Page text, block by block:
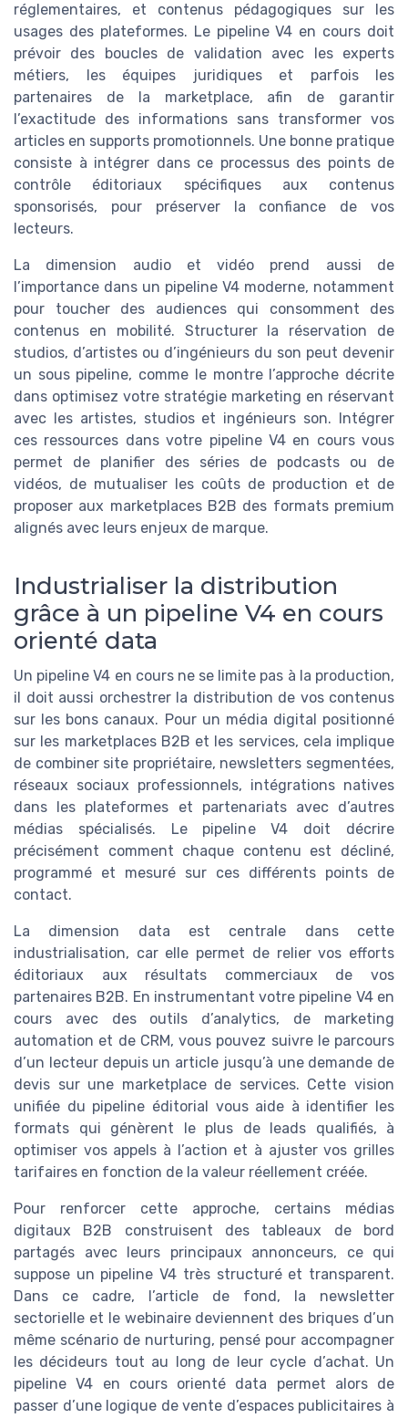
réglementaires, et contenus pédagogiques sur les
usages des plateformes. Le pipeline V4 en cours doit
prévoir des boucles de validation avec les experts
métiers, les équipes juridiques et parfois les
partenaires de la marketplace, afin de garantir
l’exactitude des informations sans transformer vos
articles en supports promotionnels. Une bonne pratique
consiste à intégrer dans ce processus des points de
contrôle éditoriaux spécifiques aux contenus
sponsorisés, pour préserver la confiance de vos
lecteurs.
La dimension audio et vidéo prend aussi de
l’importance dans un pipeline V4 moderne, notamment
pour toucher des audiences qui consomment des
contenus en mobilité. Structurer la réservation de
studios, d’artistes ou d’ingénieurs du son peut devenir
un sous pipeline, comme le montre l’approche décrite
dans optimisez votre stratégie marketing en réservant
avec les artistes, studios et ingénieurs son. Intégrer
ces ressources dans votre pipeline V4 en cours vous
permet de planifier des séries de podcasts ou de
vidéos, de mutualiser les coûts de production et de
proposer aux marketplaces B2B des formats premium
alignés avec leurs enjeux de marque.
Industrialiser la distribution
grâce à un pipeline V4 en cours
orienté data
Un pipeline V4 en cours ne se limite pas à la production,
il doit aussi orchestrer la distribution de vos contenus
sur les bons canaux. Pour un média digital positionné
sur les marketplaces B2B et les services, cela implique
de combiner site propriétaire, newsletters segmentées,
réseaux sociaux professionnels, intégrations natives
dans les plateformes et partenariats avec d’autres
médias spécialisés. Le pipeline V4 doit décrire
précisément comment chaque contenu est décliné,
programmé et mesuré sur ces différents points de
contact.
La dimension data est centrale dans cette
industrialisation, car elle permet de relier vos efforts
éditoriaux aux résultats commerciaux de vos
partenaires B2B. En instrumentant votre pipeline V4 en
cours avec des outils d’analytics, de marketing
automation et de CRM, vous pouvez suivre le parcours
d’un lecteur depuis un article jusqu’à une demande de
devis sur une marketplace de services. Cette vision
unifiée du pipeline éditorial vous aide à identifier les
formats qui génèrent le plus de leads qualifiés, à
optimiser vos appels à l’action et à ajuster vos grilles
tarifaires en fonction de la valeur réellement créée.
Pour renforcer cette approche, certains médias
digitaux B2B construisent des tableaux de bord
partagés avec leurs principaux annonceurs, ce qui
suppose un pipeline V4 très structuré et transparent.
Dans ce cadre, l’article de fond, la newsletter
sectorielle et le webinaire deviennent des briques d’un
même scénario de nurturing, pensé pour accompagner
les décideurs tout au long de leur cycle d’achat. Un
pipeline V4 en cours orienté data permet alors de
passer d’une logique de vente d’espaces publicitaires à